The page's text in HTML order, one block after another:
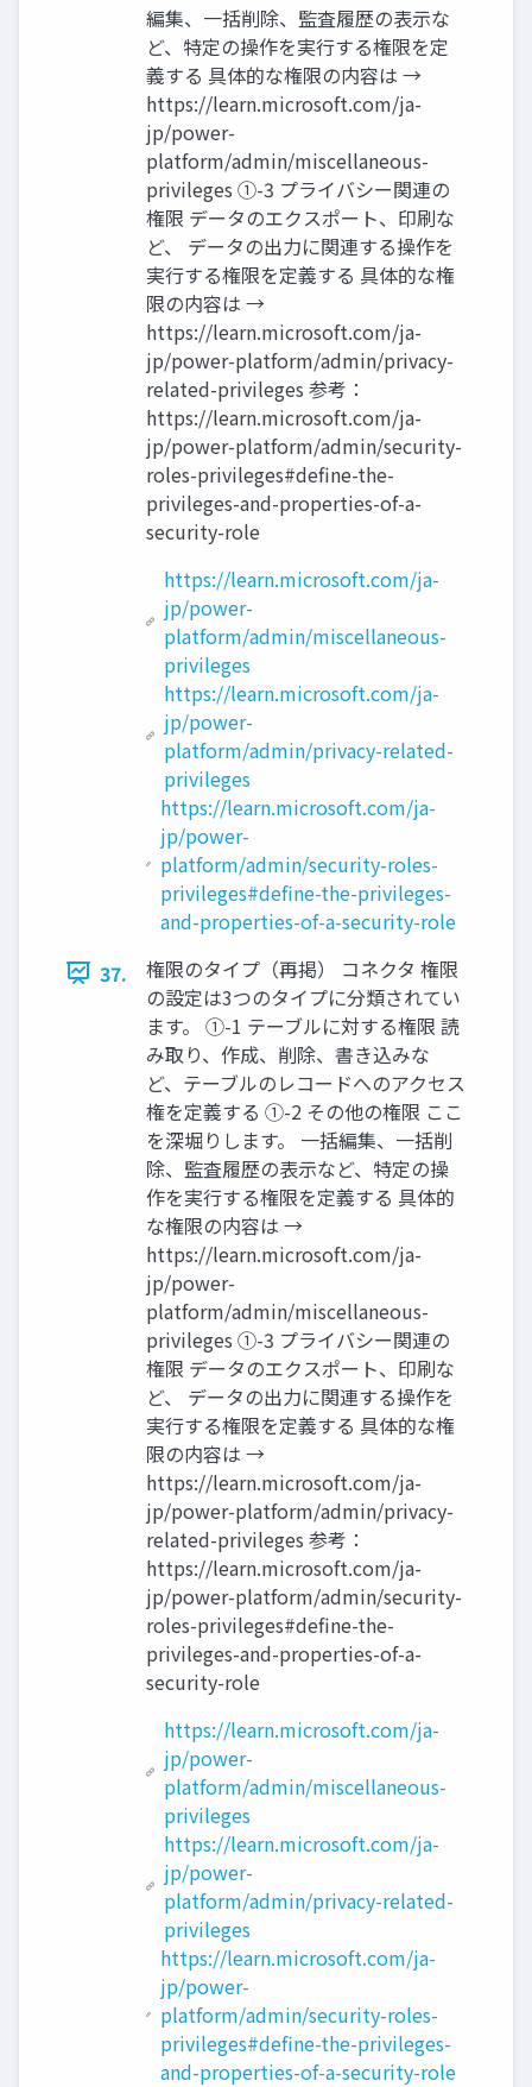
編集、一括削除、監査履歴の表示な
ど、特定の操作を実行する権限を定
義する 具体的な権限の内容は →
https://learn.microsoft.com/ja-
jp/power-
platform/admin/miscellaneous-
privileges ①-3 プライバシー関連の
権限 データのエクスポート、印刷な
ど、 データの出力に関連する操作を
実行する権限を定義する 具体的な権
限の内容は →
https://learn.microsoft.com/ja-
jp/power-platform/admin/privacy-
related-privileges 参考：
https://learn.microsoft.com/ja-
jp/power-platform/admin/security-
roles-privileges#define-the-
privileges-and-properties-of-a-
security-role
https://learn.microsoft.com/ja-
jp/power-
platform/admin/miscellaneous-
privileges
https://learn.microsoft.com/ja-
jp/power-
platform/admin/privacy-related-
privileges
https://learn.microsoft.com/ja-
jp/power-
platform/admin/security-roles-
privileges#define-the-privileges-
and-properties-of-a-security-role
37.
権限のタイプ（再掲） コネクタ 権限
の設定は3つのタイプに分類されてい
ます。 ①-1 テーブルに対する権限 読
み取り、作成、削除、書き込みな
ど、テーブルのレコードへのアクセス
権を定義する ①-2 その他の権限 ここ
を深堀りします。 一括編集、一括削
除、監査履歴の表示など、特定の操
作を実行する権限を定義する 具体的
な権限の内容は →
https://learn.microsoft.com/ja-
jp/power-
platform/admin/miscellaneous-
privileges ①-3 プライバシー関連の
権限 データのエクスポート、印刷な
ど、 データの出力に関連する操作を
実行する権限を定義する 具体的な権
限の内容は →
https://learn.microsoft.com/ja-
jp/power-platform/admin/privacy-
related-privileges 参考：
https://learn.microsoft.com/ja-
jp/power-platform/admin/security-
roles-privileges#define-the-
privileges-and-properties-of-a-
security-role
https://learn.microsoft.com/ja-
jp/power-
platform/admin/miscellaneous-
privileges
https://learn.microsoft.com/ja-
jp/power-
platform/admin/privacy-related-
privileges
https://learn.microsoft.com/ja-
jp/power-
platform/admin/security-roles-
privileges#define-the-privileges-
and-properties-of-a-security-role